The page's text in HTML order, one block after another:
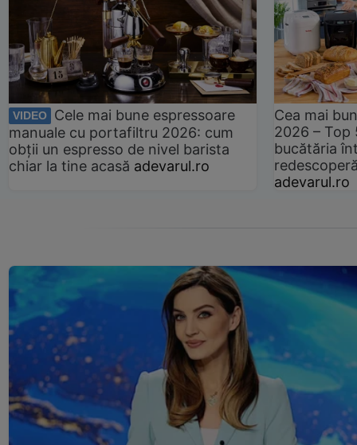
VIDEO
Cele mai bune espressoare
manuale cu portafiltru 2026: cum
obții un espresso de nivel barista
chiar la tine acasă adevarul.ro
Cea mai
2026 –
bucătăria
adevarul.ro